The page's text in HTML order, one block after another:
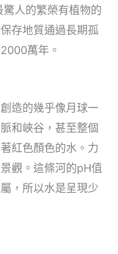
人的繁榮有植物的
存地質通過長期孤
萬年。
造的幾乎像月球一
和峽谷，甚至整個
紅色顏色的水。力
觀。這條河的pH值
，所以水是呈現少